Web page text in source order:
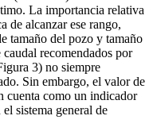
La importancia relativa
de alcanzar ese rango,
tamaño del pozo y tamaño
recomendados por
3) no siempre
Sin embargo, el valor de
cuenta como un indicador
sistema general de